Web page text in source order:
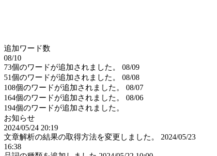
追加ワード数
08/10
73個のワードが追加されました。
08/09
51個のワードが追加されました。
08/08
108個のワードが追加されました。
08/07
164個のワードが追加されました。
08/06
194個のワードが追加されました。
お知らせ
2024/05/24 20:19
文章解析の結果の取得方法を変更しました。
2024/05/23
16:38